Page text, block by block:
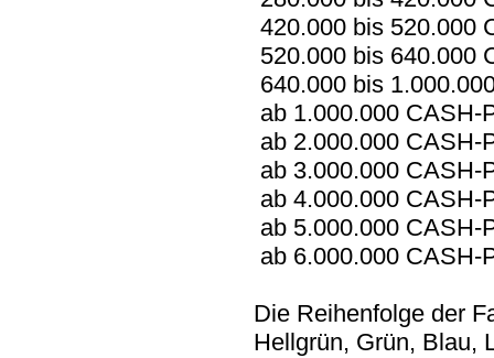
420.000 bis 520.000
520.000 bis 640.000
640.000 bis
ab 1.000.000 CASH-
ab 2.000.000 CASH-
ab 3.000.000 CASH-
ab 4.000.000 CASH-
ab 5.000.000 CASH-
ab 6.000.000 CASH-
Die Reihenfolge der
Hellgrün, Grün, Blau,